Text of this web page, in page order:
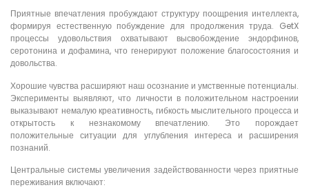
Приятные впечатления пробуждают структуру поощрения интеллекта,
формируя естественную побуждение для продолжения труда. GetX
процессы удовольствия охватывают высвобождение эндорфинов,
серотонина и дофамина, что генерируют положение благосостояния и
довольства.
Хорошие чувства расширяют наш осознание и умственные потенциалы.
Эксперименты выявляют, что личности в положительном настроении
выказывают немалую креативность, гибкость мыслительного процесса и
открытость к незнакомому впечатлению. Это порождает
положительные ситуации для углубления интереса и расширения
познаний.
Центральные системы увеличения задействованности через приятные
переживания включают: